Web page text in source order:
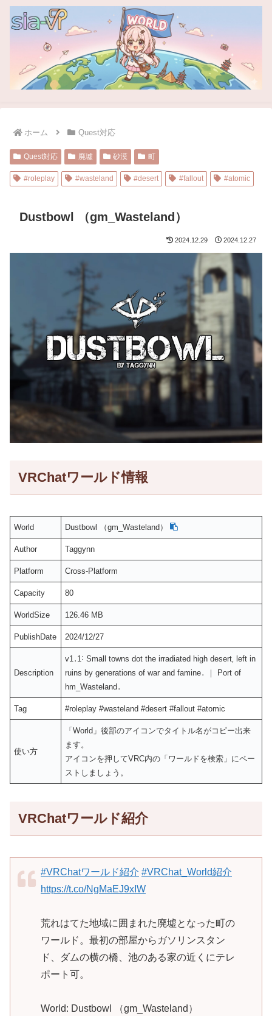
ホーム Quest対応
Quest対応 廃墟 砂漠 町
#roleplay #wasteland #desert #fallout #atomic
Dustbowl （gm_Wasteland）
2024.12.29 2024.12.27
VRChatワールド情報
World Dustbowl （gm_Wasteland）
Author Taggynn
Platform Cross-Platform
Capacity 80
WorldSize 126.46 MB
PublishDate 2024/12/27
Description
v1․1˸ Small towns dot the irradiated high desert‚ left in
ruins by generations of war and famine․ ｜ Port of
hm_Wasteland․
Tag #roleplay #wasteland #desert #fallout #atomic
使い方
「World」後部のアイコンでタイトル名がコピー出来
ます。
アイコンを押してVRC内の「ワールドを検索」にペー
ストしましょう。
VRChatワールド紹介
#VRChatワールド紹介 #VRChat_World紹介
https://t.co/NgMaEJ9xIW
荒れはてた地域に囲まれた廃墟となった町の
ワールド。最初の部屋からガソリンスタン
ド、ダムの横の橋、池のある家の近くにテレ
ポート可。
World: Dustbowl （gm_Wasteland）